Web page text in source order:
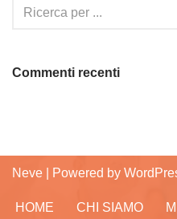
Commenti recenti
Neve | Powered by
HOME CHI SIAMO